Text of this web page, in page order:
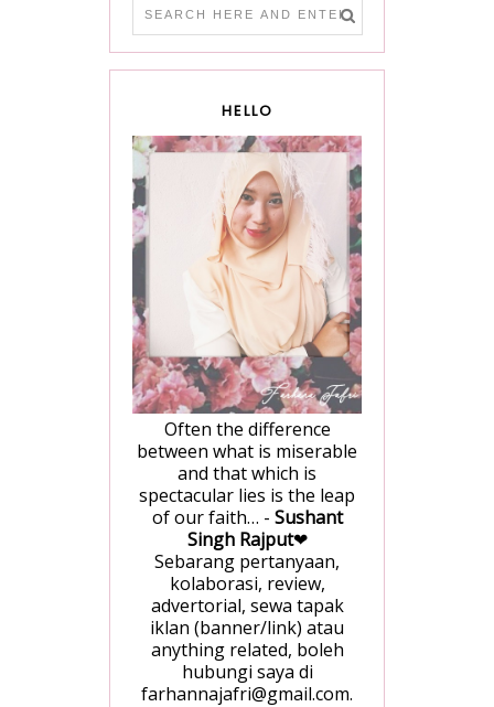
HELLO
Often the difference
between what is miserable
and that which is
spectacular lies is the leap
of our faith… - Sushant
Singh Rajput❤
Sebarang pertanyaan,
kolaborasi, review,
advertorial, sewa tapak
iklan (banner/link) atau
anything related, boleh
hubungi saya di
farhannajafri@gmail.com.